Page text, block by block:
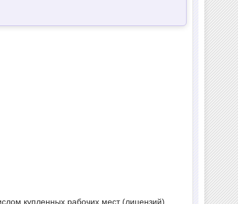
купленных рабочих мест (лицензий).